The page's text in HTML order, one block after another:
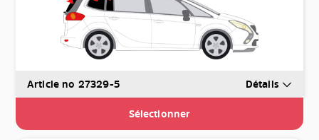
Article no 27329-5 Détails
Sélectionner